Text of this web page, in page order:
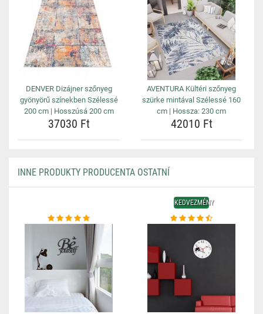
DENVER Dizájner szőnyeg
gyönyörű színekben Szélessé
200 cm | Hosszúsá 200 cm
37030 Ft
AVENTURA Kültéri szőnyeg
szürke mintával Szélessé 160
cm | Hossza: 230 cm
42010 Ft
INNE PRODUKTY PRODUCENTA OSTATNÍ
KEDVEZMÉNY